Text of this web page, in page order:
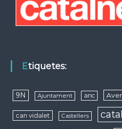
Etiquetes:
9N Ajuntament anc
can vidalet Castellers